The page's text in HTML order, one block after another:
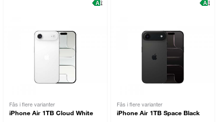
Fås i flere varianter
iPhone Air 1TB Cloud White
Fås i flere varianter
iPhone Air 1TB Space Black